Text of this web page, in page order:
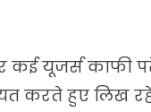
यूजर्स काफी
करते हुए लिख